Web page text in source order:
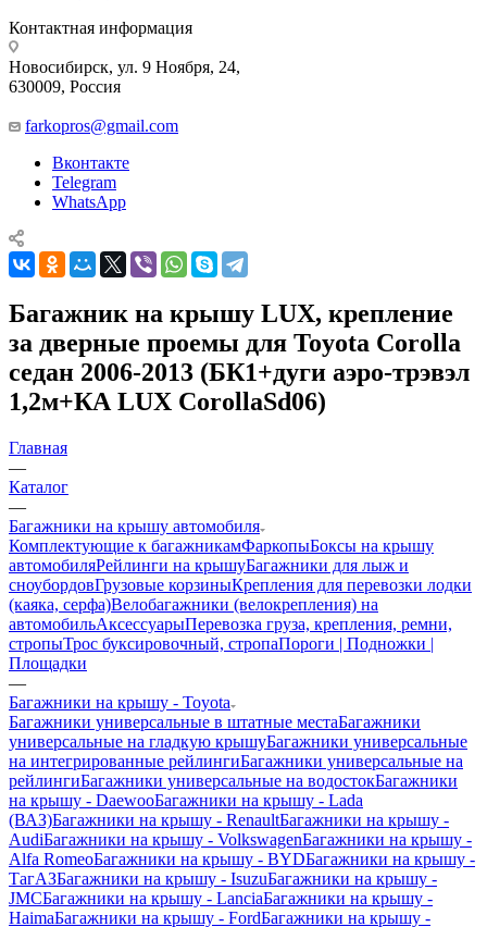
Контактная информация
Новосибирск, ул. 9 Ноября, 24,
630009, Россия
farkopros@gmail.com
Вконтакте
Telegram
WhatsApp
Багажник на крышу LUX, крепление
за дверные проемы для Toyota Corolla
седан 2006-2013 (БК1+дуги аэро-трэвэл
1,2м+КА LUX CorollaSd06)
Главная
—
Каталог
—
Багажники на крышу автомобиля
Комплектующие к багажникамФаркопыБоксы на крышу
автомобиляРейлинги на крышуБагажники для лыж и
сноубордовГрузовые корзиныКрепления для перевозки лодки
(каяка, серфа)Велобагажники (велокрепления) на
автомобильАксессуарыПеревозка груза, крепления, ремни,
стропыТрос буксировочный, стропаПороги | Подножки |
Площадки
—
Багажники на крышу - Toyota
Багажники универсальные в штатные местаБагажники
универсальные на гладкую крышуБагажники универсальные
на интегрированные рейлингиБагажники универсальные на
рейлингиБагажники универсальные на водостокБагажники
на крышу - DaewooБагажники на крышу - Lada
(ВАЗ)Багажники на крышу - RenaultБагажники на крышу -
AudiБагажники на крышу - VolkswagenБагажники на крышу -
Alfa RomeoБагажники на крышу - BYDБагажники на крышу -
ТагАЗБагажники на крышу - IsuzuБагажники на крышу -
JMCБагажники на крышу - LanciaБагажники на крышу -
HaimaБагажники на крышу - FordБагажники на крышу -